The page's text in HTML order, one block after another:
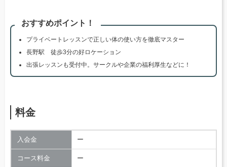
おすすめポイント！
プライベートレッスンで正しい体の使い方を徹底マスター
長野駅 徒歩3分の好ロケーション
出張レッスンも受付中。サークルや企業の福利厚生などに！
料金
入会金 ー
コース料金 ー